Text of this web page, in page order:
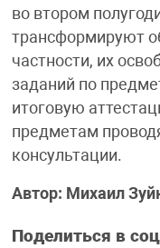
во втором
трансформируют
частности, их
заданий по
итоговую
предметам
консультации.
Автор: Михаил
Поделиться в